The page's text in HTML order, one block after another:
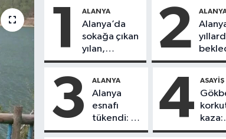
1 ALANYA
Alanya’da
sokağa çıkan
yılan,
vatandaşı
2
yol
3 ALANYA
Alanya
esnafı
tükendi: 1
ayda 150
4 ASAYIŞ
kaza: